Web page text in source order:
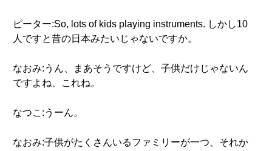
ピーター:So, lots of kids playing instruments. しかし10
人ですと昔の日本みたいじゃないですか。
なおみ:うん、まあそうですけど、子供だけじゃないん
ですよね、これね。
なつこ:うーん。
なおみ:子供がたくさんいるファミリーが一つ、それか